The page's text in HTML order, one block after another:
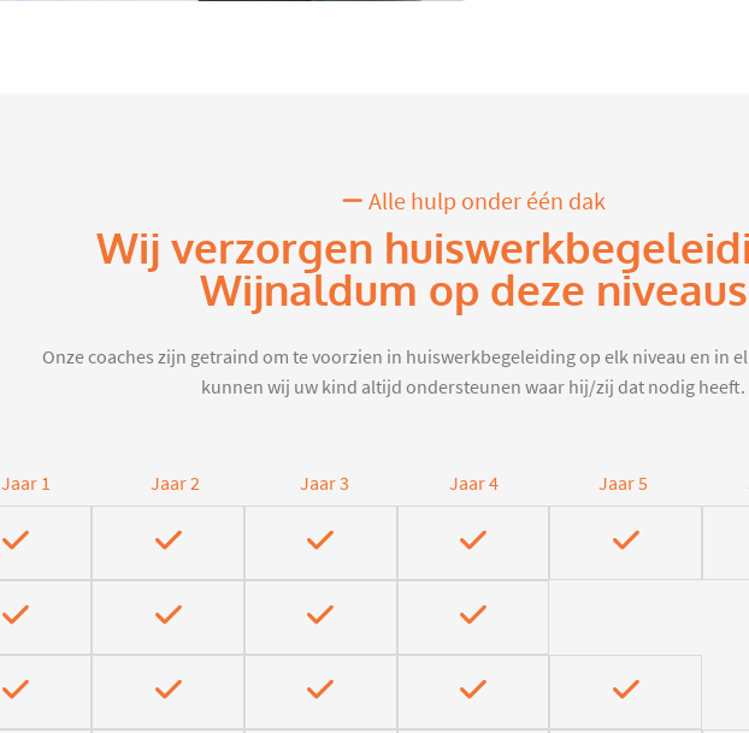
Alle hulp onder één dak
Wij verzorgen
Wijnaldum op deze niveaus
Onze coaches zijn getraind om te voorzien in huiswerkbegeleiding op elk niveau en in
kunnen wij uw kind altijd ondersteunen waar hij/zij dat nodig heeft.
Jaar 1 Jaar 2 Jaar 3 Jaar 4 Jaar 5